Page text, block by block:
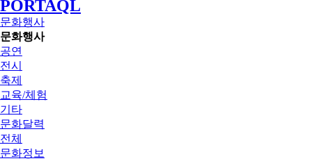
PORTAQL
문화행사
문화행사
공연
전시
축제
교육/체험
기타
문화달력
전체
문화정보